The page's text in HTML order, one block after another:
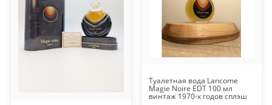
Туалетная вода Lancome
Magie Noire EDT 100 мл
винтаж 1970-х годов сплэш